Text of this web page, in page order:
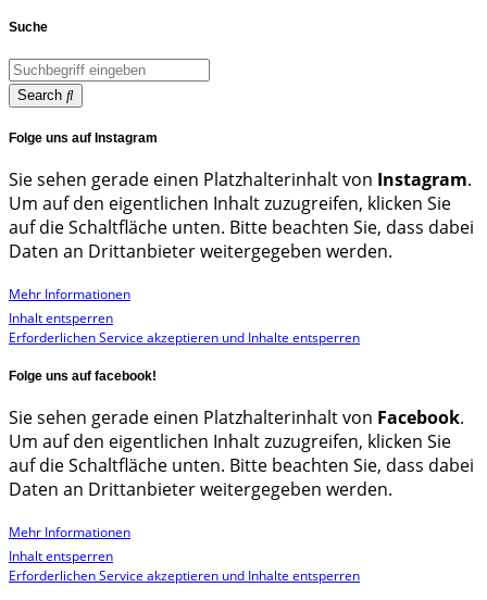
Suche
Search
Folge uns auf Instagram
Sie sehen gerade einen Platzhalterinhalt von Instagram.
Um auf den eigentlichen Inhalt zuzugreifen, klicken Sie
auf die Schaltfläche unten. Bitte beachten Sie, dass dabei
Daten an Drittanbieter weitergegeben werden.
Mehr Informationen
Inhalt entsperren
Erforderlichen Service akzeptieren und Inhalte entsperren
Folge uns auf facebook!
Sie sehen gerade einen Platzhalterinhalt von Facebook.
Um auf den eigentlichen Inhalt zuzugreifen, klicken Sie
auf die Schaltfläche unten. Bitte beachten Sie, dass dabei
Daten an Drittanbieter weitergegeben werden.
Mehr Informationen
Inhalt entsperren
Erforderlichen Service akzeptieren und Inhalte entsperren